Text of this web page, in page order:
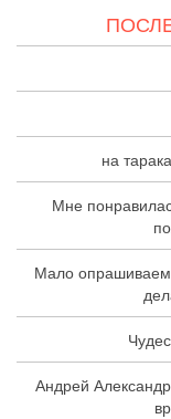
на
Мне
Мало
Андрей